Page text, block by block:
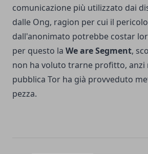
comunicazione più utilizzato dai
dalle Ong, ragion per cui il
dall'anonimato potrebbe costar
per questo la We are Segment,
non ha voluto trarne profitto, anzi
pubblica Tor ha già provveduto
pezza.